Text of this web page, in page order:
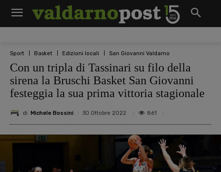
Sport Basket Edizioni locali San Giovanni Valdarno
Con un tripla di Tassinari su filo della
sirena la Bruschi Basket San Giovanni
festeggia la sua prima vittoria stagionale
di Michele Bossini 30 Ottobre 2022 861